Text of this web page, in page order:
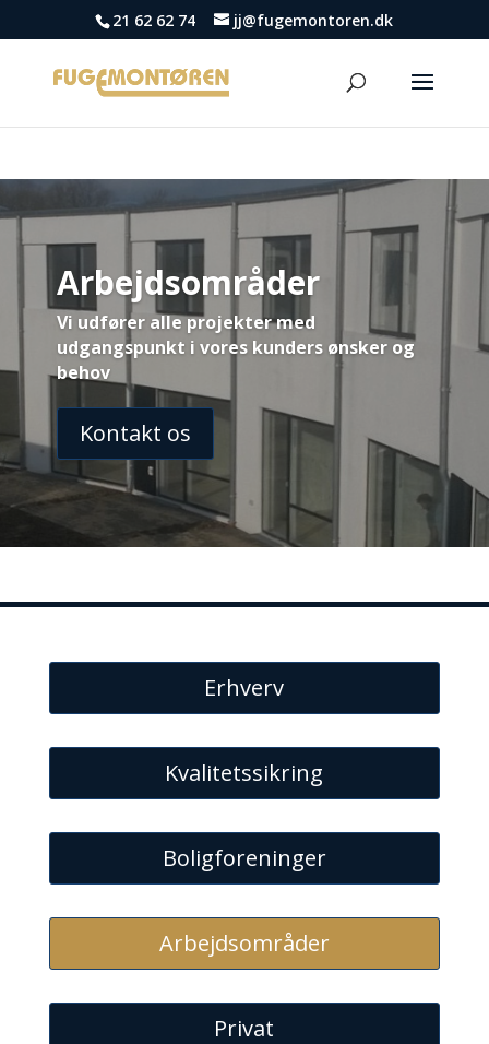
21 62 62 74 jj@fugemontoren.dk
Arbejdsområder
Vi udfører alle projekter med
udgangspunkt i vores kunders ønsker og
behov
Kontakt os
Erhverv
Kvalitetssikring
Boligforeninger
Arbejdsområder
Privat